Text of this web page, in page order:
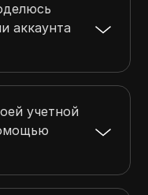
аккаунта
учетной